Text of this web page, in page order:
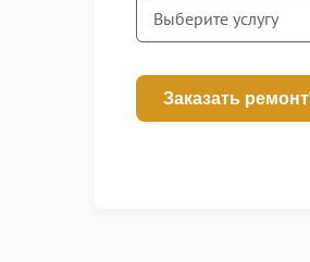
Заказать ремонт